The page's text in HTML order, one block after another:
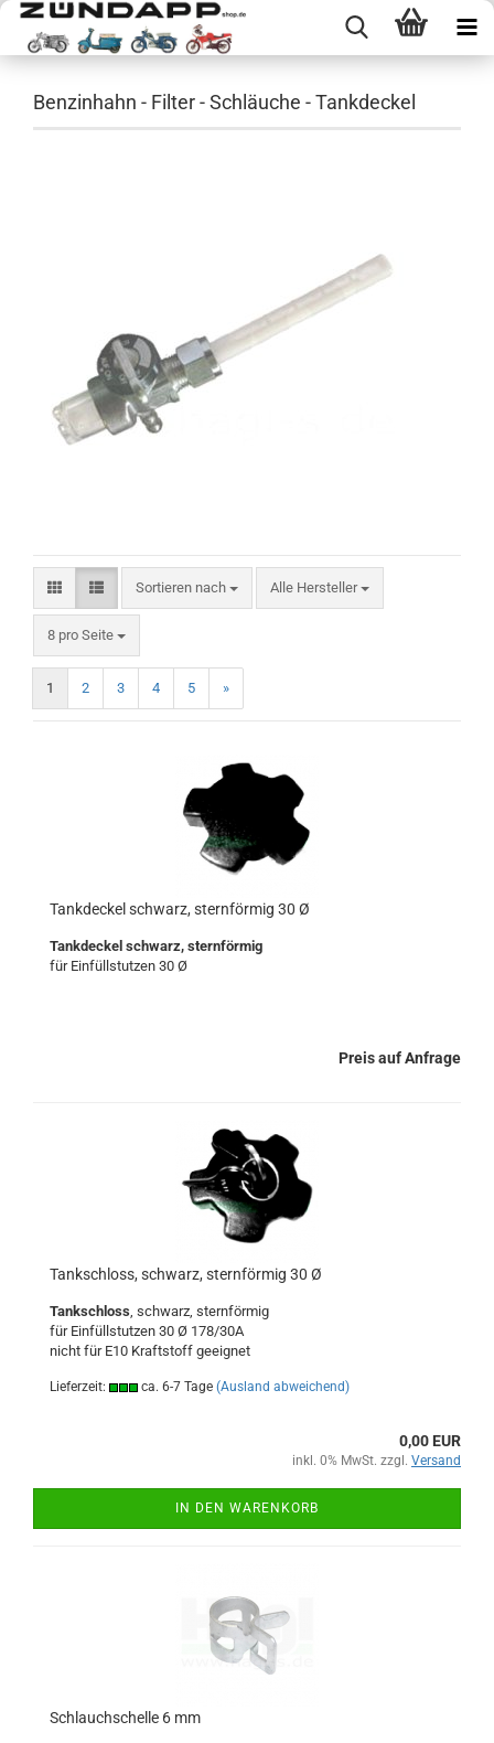
Benzinhahn - Filter - Schläuche - Tankdeckel
Sortieren nach
Sortieren nach Alle Hersteller
8 pro Seite
pro Seite
1 2 3 4 5 »
Tankdeckel schwarz, sternförmig 30 Ø
Tankdeckel schwarz, sternförmig
für Einfüllstutzen 30 Ø
Preis auf Anfrage
Tankschloss, schwarz, sternförmig 30 Ø
Tankschloss, schwarz, sternförmig
für Einfüllstutzen 30 Ø 178/30A
nicht für E10 Kraftstoff geeignet
Lieferzeit: ca. 6-7 Tage (Ausland abweichend)
0,00 EUR
inkl. 0% MwSt. zzgl. Versand
IN DEN WARENKORB
Schlauchschelle 6 mm